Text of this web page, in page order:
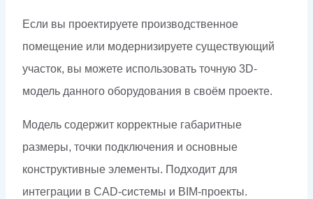
Если вы проектируете производственное
помещение или модернизируете существующий
участок, вы можете использовать точную 3D-
модель данного оборудования в своём проекте.
Модель содержит корректные габаритные
размеры, точки подключения и основные
конструктивные элементы. Подходит для
интеграции в CAD-системы и BIM-проекты.